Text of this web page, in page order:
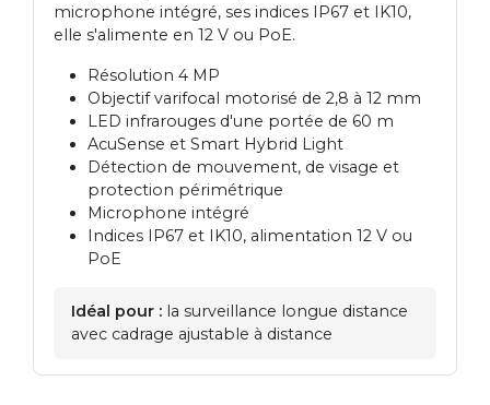
microphone intégré, ses indices IP67 et IK10,
elle s'alimente en 12 V ou PoE.
Résolution 4 MP
Objectif varifocal motorisé de 2,8 à 12 mm
LED infrarouges d'une portée de 60 m
AcuSense et Smart Hybrid Light
Détection de mouvement, de visage et
protection périmétrique
Microphone intégré
Indices IP67 et IK10, alimentation 12 V ou
PoE
Idéal pour : la surveillance longue distance
avec cadrage ajustable à distance